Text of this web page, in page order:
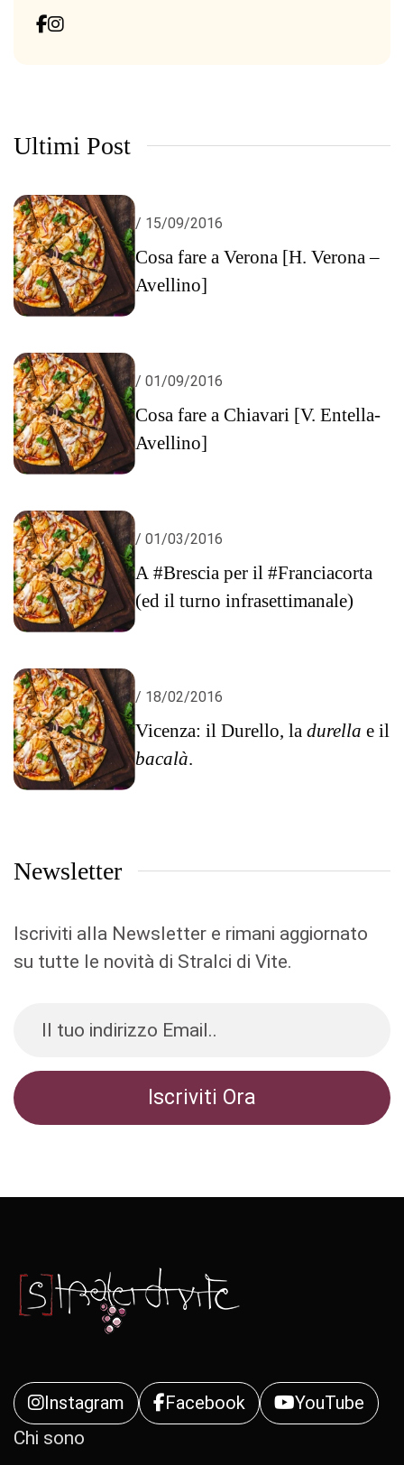
Ultimi Post
/ 15/09/2016
Cosa fare a Verona [H. Verona –
Avellino]
/ 01/09/2016
Cosa fare a Chiavari [V. Entella-
Avellino]
/ 01/03/2016
A #Brescia per il #Franciacorta
(ed il turno infrasettimanale)
/ 18/02/2016
Vicenza: il Durello, la durella e il
bacalà.
Newsletter
Iscriviti alla Newsletter e rimani aggiornato
su tutte le novità di Stralci di Vite.
Instagram Facebook
YouTube
Chi sono